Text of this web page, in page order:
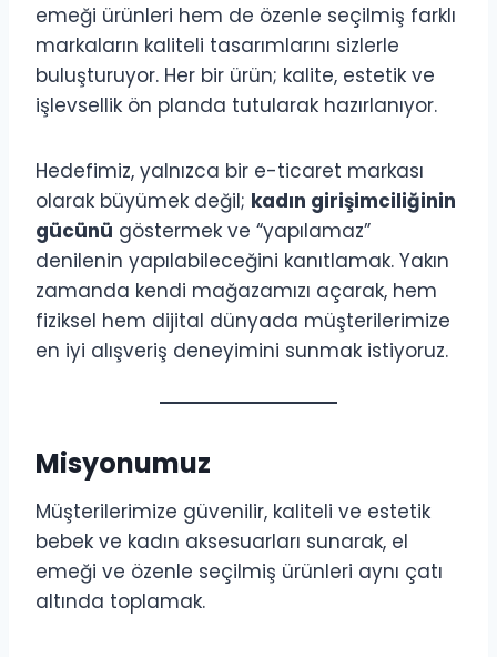
emeği ürünleri hem de özenle seçilmiş farklı
markaların kaliteli tasarımlarını sizlerle
buluşturuyor. Her bir ürün; kalite, estetik ve
işlevsellik ön planda tutularak hazırlanıyor.
Hedefimiz, yalnızca bir e-ticaret markası
olarak büyümek değil; kadın girişimciliğinin
gücünü göstermek ve “yapılamaz”
denilenin yapılabileceğini kanıtlamak. Yakın
zamanda kendi mağazamızı açarak, hem
fiziksel hem dijital dünyada müşterilerimize
en iyi alışveriş deneyimini sunmak istiyoruz.
Misyonumuz
Müşterilerimize güvenilir, kaliteli ve estetik
bebek ve kadın aksesuarları sunarak, el
emeği ve özenle seçilmiş ürünleri aynı çatı
altında toplamak.